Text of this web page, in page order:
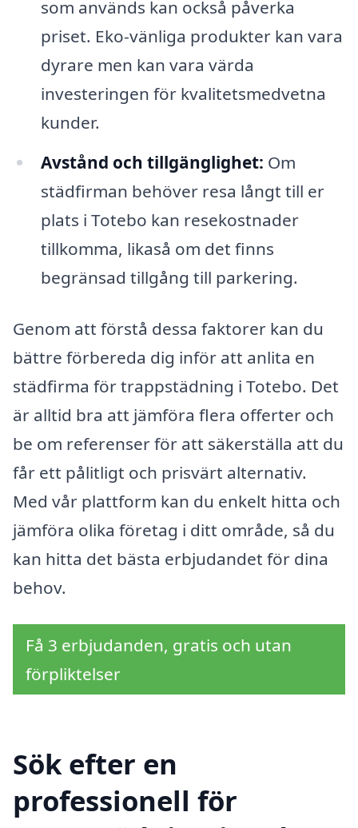
som används kan också påverka
priset. Eko-vänliga produkter kan vara
dyrare men kan vara värda
investeringen för kvalitetsmedvetna
kunder.
Avstånd och tillgänglighet: Om
städfirman behöver resa långt till er
plats i Totebo kan resekostnader
tillkomma, likaså om det finns
begränsad tillgång till parkering.
Genom att förstå dessa faktorer kan du
bättre förbereda dig inför att anlita en
städfirma för trappstädning i Totebo. Det
är alltid bra att jämföra flera offerter och
be om referenser för att säkerställa att du
får ett pålitligt och prisvärt alternativ.
Med vår plattform kan du enkelt hitta och
jämföra olika företag i ditt område, så du
kan hitta det bästa erbjudandet för dina
behov.
Få 3 erbjudanden, gratis och utan
förpliktelser
Sök efter en
professionell för